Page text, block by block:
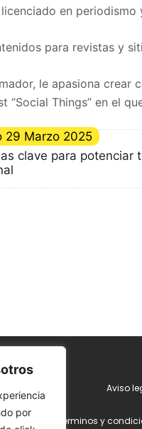
por
licenciado en
para revistas y
le apasiona crear
“Social Things” en el
29 Marzo 2025
clave para potenciar
Aviso
Términos y